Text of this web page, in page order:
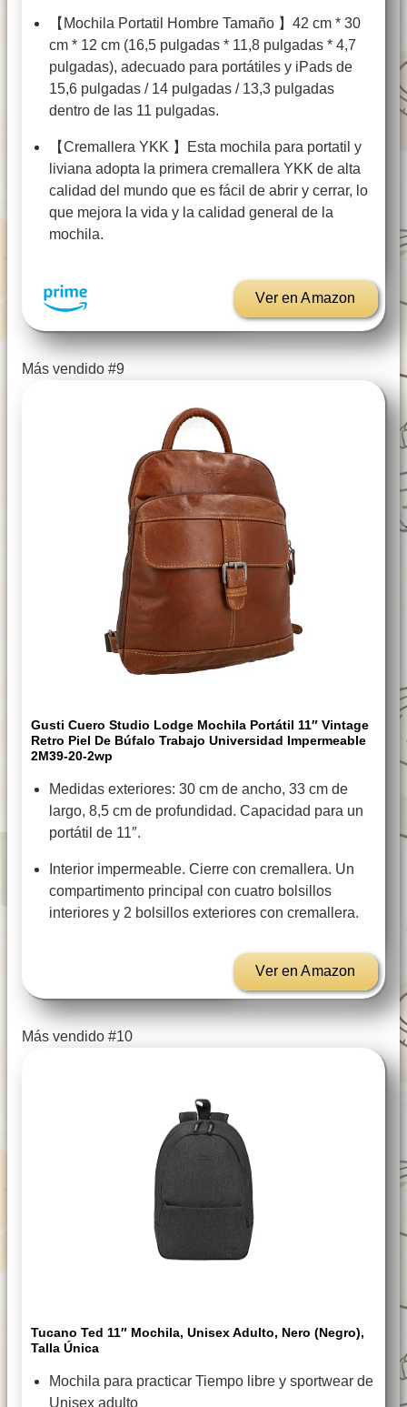
【Mochila Portatil Hombre Tamaño 】42 cm * 30
cm * 12 cm (16,5 pulgadas * 11,8 pulgadas * 4,7
pulgadas), adecuado para portátiles y iPads de
15,6 pulgadas / 14 pulgadas / 13,3 pulgadas
dentro de las 11 pulgadas.
【Cremallera YKK 】Esta mochila para portatil y
liviana adopta la primera cremallera YKK de alta
calidad del mundo que es fácil de abrir y cerrar, lo
que mejora la vida y la calidad general de la
mochila.
Ver en Amazon
Más vendido #9
Gusti Cuero Studio Lodge Mochila Portátil 11″ Vintage
Retro Piel De Búfalo Trabajo Universidad Impermeable
2M39-20-2wp
Medidas exteriores: 30 cm de ancho, 33 cm de
largo, 8,5 cm de profundidad. Capacidad para un
portátil de 11″.
Interior impermeable. Cierre con cremallera. Un
compartimento principal con cuatro bolsillos
interiores y 2 bolsillos exteriores con cremallera.
Ver en Amazon
Más vendido #10
Tucano Ted 11″ Mochila, Unisex Adulto, Nero (Negro),
Talla Única
Mochila para practicar Tiempo libre y sportwear de
Unisex adulto